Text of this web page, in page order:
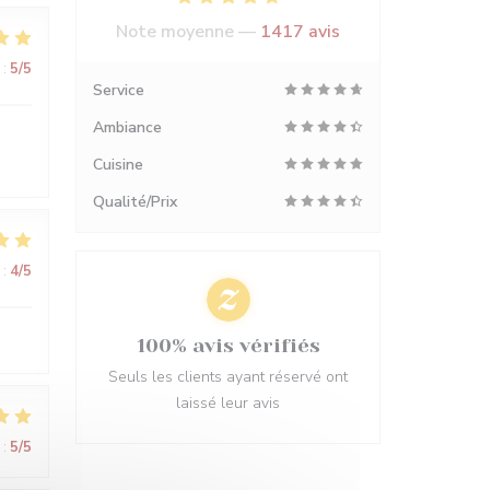
: 5/5
: 4/5
: 5/5
Note moyenne — 1417 avis
Service
Ambiance
Cuisine
Qualité/Prix
100% avis vérifiés
Seuls les clients ayant réservé ont
laissé leur avis